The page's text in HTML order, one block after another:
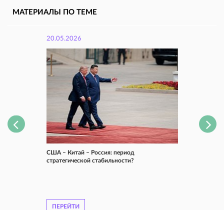
МАТЕРИАЛЫ ПО ТЕМЕ
20.05.2026
США – Китай – Россия: период
стратегической стабильности?
ПЕРЕЙТИ